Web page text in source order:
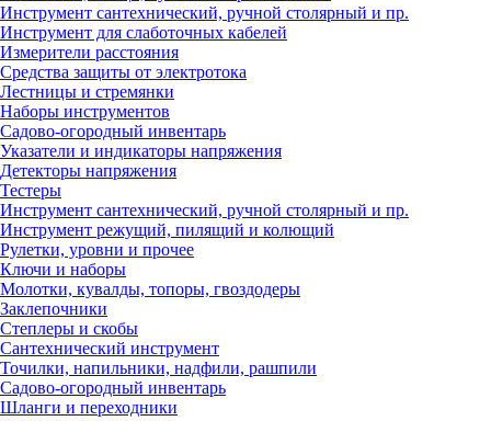
Инструмент сантехнический, ручной столярный и пр.
Инструмент для слаботочных кабелей
Измерители расстояния
Средства защиты от электротока
Лестницы и стремянки
Наборы инструментов
Садово-огородный инвентарь
Указатели и индикаторы напряжения
Детекторы напряжения
Тестеры
Инструмент сантехнический, ручной столярный и пр.
Инструмент режущий, пилящий и колющий
Рулетки, уровни и прочее
Ключи и наборы
Молотки, кувалды, топоры, гвоздодеры
Заклепочники
Степлеры и скобы
Сантехнический инструмент
Точилки, напильники, надфили, рашпили
Садово-огородный инвентарь
Шланги и переходники